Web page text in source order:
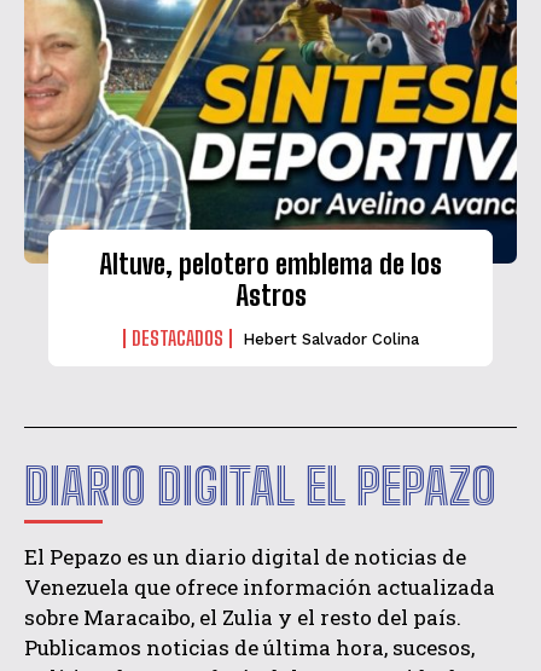
Altuve, pelotero emblema de los
Astros
DESTACADOS Hebert Salvador Colina
DIARIO DIGITAL EL PEPAZO
El Pepazo es un diario digital de noticias de
Venezuela que ofrece información actualizada
sobre Maracaibo, el Zulia y el resto del país.
Publicamos noticias de última hora, sucesos,